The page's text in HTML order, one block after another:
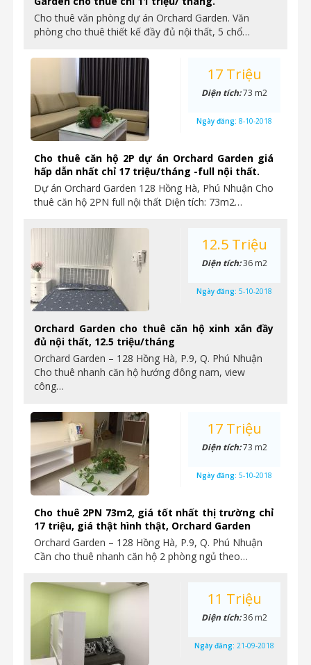
Cho thuê văn phòng dự án Orchard Garden. Văn
phòng cho thuê thiết kế đầy đủ nội thất, 5 chổ…
Cho thuê căn hộ 2P dự án Orchard Garden giá
hấp dẫn nhất chỉ 17 triệu/tháng -full nội thất.
Dự án Orchard Garden 128 Hồng Hà, Phú Nhuận Cho
thuê căn hộ 2PN full nội thất Diện tích: 73m2…
17 Triệu
Diện tích:73 m2
Ngày đăng: 8-10-2018
Orchard Garden cho thuê căn hộ xinh xắn đầy
đủ nội thất, 12.5 triệu/tháng
Orchard Garden – 128 Hồng Hà, P.9, Q. Phú Nhuận
Cho thuê nhanh căn hộ hướng đông nam, view
công…
12.5 Triệu
Diện tích:36 m2
Ngày đăng: 5-10-2018
Cho thuê 2PN 73m2, giá tốt nhất thị trường chỉ
17 triệu, giá thật hình thật, Orchard Garden
Orchard Garden – 128 Hồng Hà, P.9, Q. Phú Nhuận
Cần cho thuê nhanh căn hộ 2 phòng ngủ theo…
17 Triệu
Diện tích:73 m2
Ngày đăng: 5-10-2018
11 Triệu
Diện tích:36 m2
Ngày đăng: 21-09-2018